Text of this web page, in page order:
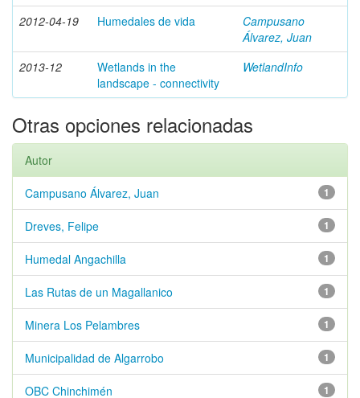
2012-04-19 Humedales de vida
Campusano
Álvarez, Juan
2013-12
Wetlands in the
landscape - connectivity
WetlandInfo
Otras opciones relacionadas
Autor
1
Campusano Álvarez, Juan
1
Dreves, Felipe
1
Humedal Angachilla
1
Las Rutas de un Magallanico
1
Minera Los Pelambres
1
Municipalidad de Algarrobo
1
OBC Chinchimén